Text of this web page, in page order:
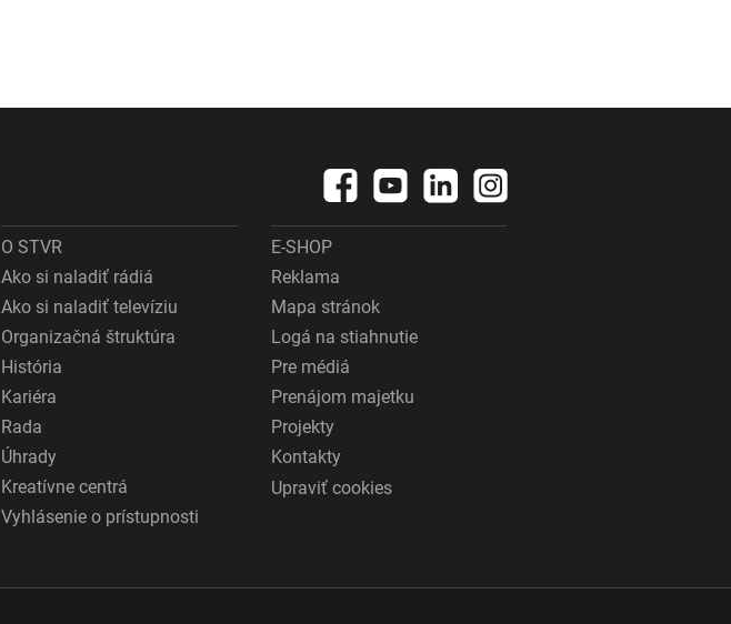
O STVR
Ako si naladiť rádiá
Ako si naladiť televíziu
Organizačná štruktúra
História
Kariéra
Rada
Úhrady
Kreatívne centrá
Vyhlásenie o prístupnosti
E-SHOP
Reklama
Mapa stránok
Logá na stiahnutie
Pre médiá
Prenájom majetku
Projekty
Kontakty
Upraviť cookies